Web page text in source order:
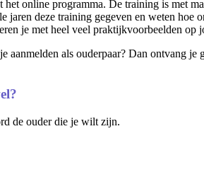
online programma. De training is met
jaren deze training gegeven en weten hoe
je met heel veel praktijkvoorbeelden op
als ouderpaar? Dan ontvang je
de ouder die je wilt zijn.